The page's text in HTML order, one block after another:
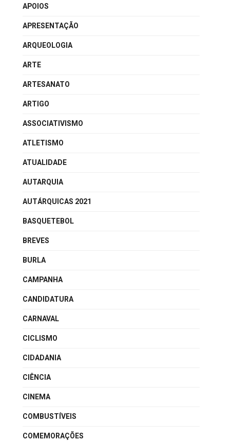
APOIOS
APRESENTAÇÃO
ARQUEOLOGIA
ARTE
ARTESANATO
ARTIGO
ASSOCIATIVISMO
ATLETISMO
ATUALIDADE
AUTARQUIA
AUTÁRQUICAS 2021
BASQUETEBOL
BREVES
BURLA
CAMPANHA
CANDIDATURA
CARNAVAL
CICLISMO
CIDADANIA
CIÊNCIA
CINEMA
COMBUSTÍVEIS
COMEMORAÇÕES